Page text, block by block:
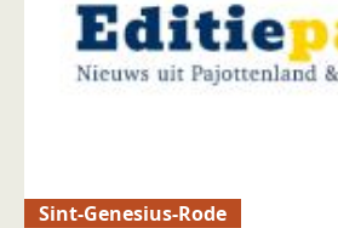
Sint-Genesius-Rode